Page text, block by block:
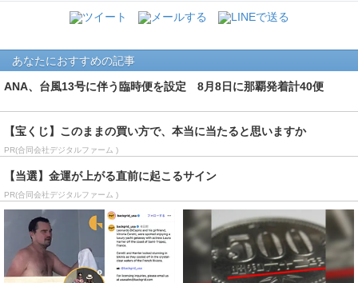
あなたにおすすめの記事
ANA、台風13号に伴う臨時便を設定 8月8日に那覇発着計40便
【宝くじ】このままの買い方で、本当に当たると思いますか
PR(合同会社デジタルファーム )
【当選】金運が上がる直前に起こるサイン
PR(合同会社デジタルファーム )